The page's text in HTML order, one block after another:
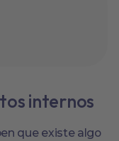
internos
que existe algo